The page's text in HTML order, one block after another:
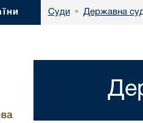
Суди • Державна